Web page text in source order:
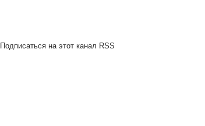
Подписаться на этот канал RSS